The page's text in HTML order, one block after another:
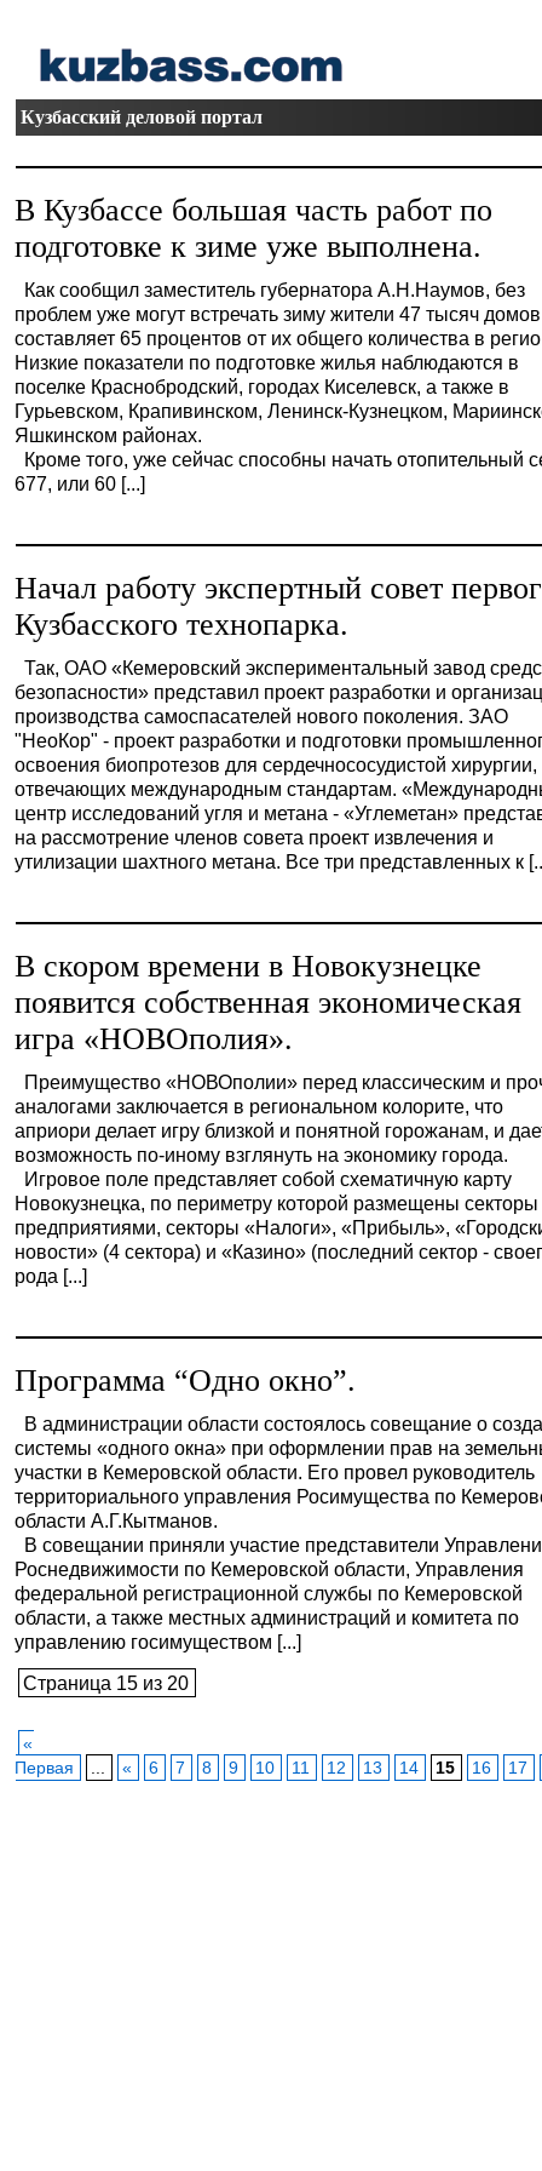
Кузбасский деловой портал
В Кузбассе большая часть работ по
подготовке к зиме уже выполнена.
Как сообщил заместитель губернатора А.Н.Наумов, без
проблем уже могут встречать зиму жители 47 тысяч
составляет 65 процентов от их общего количества в
Низкие показатели по подготовке жилья наблюдаются в
поселке Краснобродский, городах Киселевск, а также в
Гурьевском, Крапивинском, Ленинск-Кузнецком,
Яшкинском районах.
Кроме того, уже сейчас способны начать отопительный
677, или 60 [...]
Начал работу экспертный совет
Кузбасского технопарка.
Так, ОАО «Кемеровский экспериментальный завод
безопасности» представил проект разработки и
производства самоспасателей нового поколения. ЗАО
"НеоКор" - проект разработки и подготовки
освоения биопротезов для сердечнососудистой хирургии,
отвечающих международным стандартам.
центр исследований угля и метана - «Углеметан»
на рассмотрение членов совета проект извлечения и
утилизации шахтного метана. Все три представленных к
В скором времени в Новокузнецке
появится собственная экономическая
игра «НОВОполия».
Преимущество «НОВОполии» перед классическим и
аналогами заключается в региональном колорите, что
априори делает игру близкой и понятной горожанам, и
возможность по-иному взглянуть на экономику города.
Игровое поле представляет собой схематичную карту
Новокузнецка, по периметру которой размещены секторы
предприятиями, секторы «Налоги», «Прибыль»,
новости» (4 сектора) и «Казино» (последний сектор -
рода [...]
Программа “Одно окно”.
В администрации области состоялось совещание о
системы «одного окна» при оформлении прав на
участки в Кемеровской области. Его провел руководитель
территориального управления Росимущества по
области А.Г.Кытманов.
В совещании приняли участие представители
Роснедвижимости по Кемеровской области, Управления
федеральной регистрационной службы по Кемеровской
области, а также местных администраций и комитета по
управлению госимуществом [...]
Страница 15 из 20
«
Первая
« 6 7 8 9 10 11 12 13 14 15 16 17